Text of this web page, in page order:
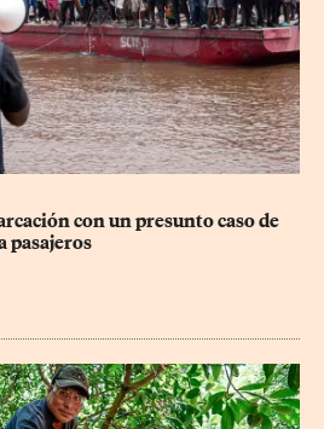
con un presunto caso de
pasajeros